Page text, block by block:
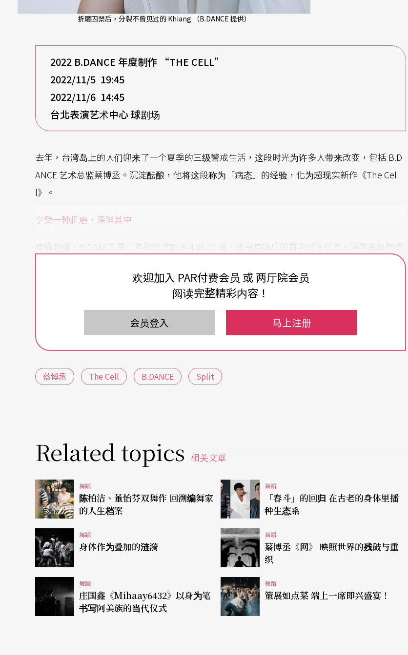
折磨囚禁后，分裂不曾见过的 Khiang （B.DANCE 提供）
2022 B.DANCE 年度制作 “THE CELL”
2022/11/5 19:45
2022/11/6 14:45
台北表演艺术中心 球剧场
去年，台湾岛上的人们迎来了一个夏季的三级警戒生活，这段时光为许多人带来改变，包括 B.D
ANCE 艺术总监蔡博丞。沉淀酝酿，他将这段称为「病态」的经验，化为超现实新作《The Cel
l》。
享受一种折磨，深陷其中
疫情趋缓，B.DANCE 甫于年初巡演欧洲 4 国 22 场，这是疫情后的首次国际巡演。两年来虽然取
消数十场演出，但透过线上剧场，舞团声量未减，仍很快地与国际接轨，且甚至有所收获：「在
经历了 COVID-19 带来的破碎感后，好像我又再大胆了一点，看到了不曾见过的自己，还有 B.DA
隔离时光，蔡博丞独自生活在他形容全白的小套房里，对一名高度动能与行动力的舞者、编舞家
来说，近乎折磨。每天重复选项有限、类似的事情，他开始自言自语，时间一久，一面觉得病
「我开始怀疑，这间房间在控制我。」
不得已的束缚感捆住自己，那些潜藏在幽暗深处的人格，在疫情期间于白色的房间，分裂而出。
蔡博丞感觉到，在狭小空间被关著的自己宛若是一颗渺小细胞，正被放在培养皿上实验的恐惧感
油然而生。「《The Cell》要说的是那种不安、怪异、混乱跟躁动。」
变性格的病态与分裂。经历长时间隔离后，蔡博丞转化被世界悬置的荒谬感，并且要让关住人们
的「空间」成为主角。
欢迎加入 PAR付费会员 或 两厅院会员
阅读完整精彩内容！
会员登入 马上注册
蔡博丞 The Cell B.DANCE Split
Related topics 相关文章
舞蹈
陈柏洁、董怡芬双舞作 回溯编舞家
的人生档案
舞蹈
「春斗」的回归 在古老的身体里播
种生态系
舞蹈
身体作为叠加的涟漪
舞蹈
蔡博丞《网》 映照世界的残破与重
织
舞蹈
庄国鑫《Mihaay6432》以身为笔
书写阿美族的当代仪式
舞蹈
策展如点菜 端上一席即兴盛宴！